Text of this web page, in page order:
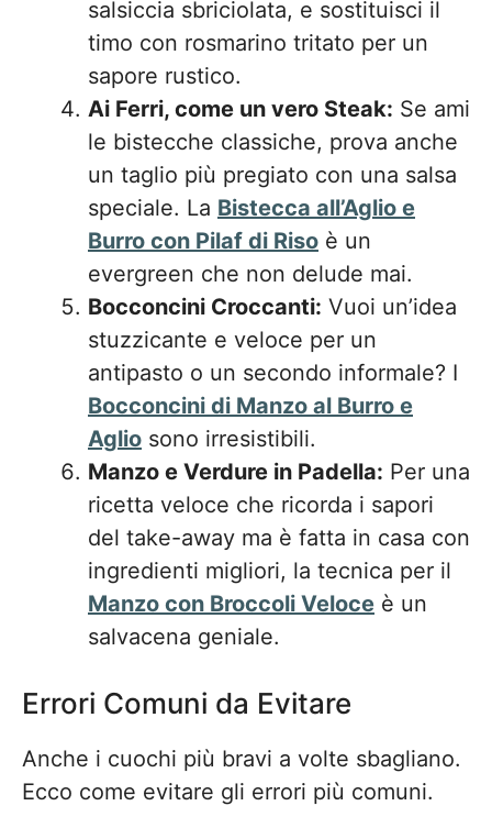
salsiccia sbriciolata, e sostituisci il
timo con rosmarino tritato per un
sapore rustico.
Ai Ferri, come un vero Steak: Se ami
le bistecche classiche, prova anche
un taglio più pregiato con una salsa
speciale. La Bistecca all’Aglio e
Burro con Pilaf di Riso è un
evergreen che non delude mai.
Bocconcini Croccanti: Vuoi un’idea
stuzzicante e veloce per un
antipasto o un secondo informale? I
Bocconcini di Manzo al Burro e
Aglio sono irresistibili.
Manzo e Verdure in Padella: Per una
ricetta veloce che ricorda i sapori
del take-away ma è fatta in casa con
ingredienti migliori, la tecnica per il
Manzo con Broccoli Veloce è un
salvacena geniale.
Errori Comuni da Evitare
Anche i cuochi più bravi a volte sbagliano.
Ecco come evitare gli errori più comuni.